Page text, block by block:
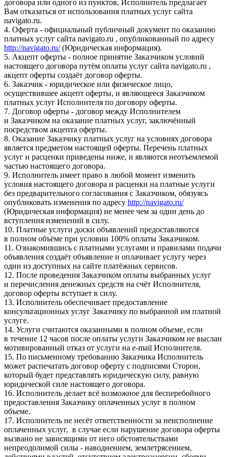
договора или одного из пунктов, Исполнитель предлагает
Вам отказаться от использования платных услуг сайта
navigato.ru.
4. Оферта - официальный публичный документ по оказанию
платных услуг сайта navigato.ru , опубликованный по адресу
http://navigato.ru/(Юридическая информация).
5. Акцепт оферты - полное принятие Заказчиком условий
настоящего договора путём оплаты услуг сайта navigato.ru ,
акцепт оферты создаёт договор оферты.
6. Заказчик - юридическое или физическое лицо,
осуществившее акцепт оферты, и являющееся Заказчиком
платных услуг Исполнителя по договору оферты.
7. Договор оферты - договор между Исполнителем
и Заказчиком на оказание платных услуг, заключённый
посредством акцепта оферты.
8. Оказание Заказчику платных услуг на условиях договора
является предметом настоящей оферты. Перечень платных
услуг и расценки приведены ниже, и являются неотъемлемой
частью настоящего договора.
9. Исполнитель имеет право в любой момент изменить
условия настоящего договора и расценки на платные услуги
без предварительного согласования с Заказчиком, обязуясь
опубликовать изменения по адресу http://navigato.ru/
(Юридическая информация) не менее чем за один день до
вступления изменений в силу.
10. Платные услуги доски объявлений предоставляются
в полном объёме при условии 100% оплаты Заказчиком.
11. Ознакомившись с платными услугами и правилами подачи
объявления создаёт объявление и оплачивает услугу через
один из доступных на сайте платёжных сервисов.
12. После проведения Заказчиком оплаты выбранных услуг
и перечисления денежных средств на счёт Исполнителя,
договор оферты вступает в силу.
13. Исполнитель обеспечивает предоставление
консультационных услуг Заказчику по выбранной им платной
услуге.
14. Услуги считаются оказанными в полном объеме, если
в течение 12 часов после оплаты услуги Заказчиком не выслан
мотивированный отказ от услуги на e-mail Исполнителя.
15. По письменному требованию Заказчика Исполнитель
может распечатать договор оферту с подписями Сторон,
который будет представлять юридическую силу, равную
юридической силе настоящего договора.
16. Исполнитель делает всё возможное для бесперебойного
предоставления Заказчику оплаченных услуг в полном
объеме.
17. Исполнитель не несёт ответственности за неисполнение
оплаченных услуг, в случае если нарушение договора оферты
вызвано не зависящими от него обстоятельствами
непреодолимой силы - наводнением, землетрясением,